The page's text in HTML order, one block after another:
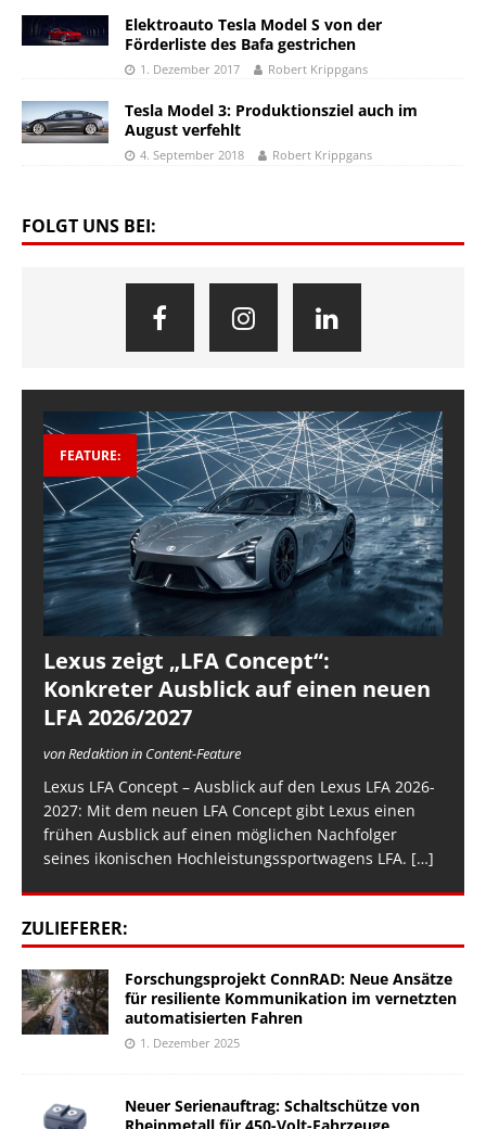
Elektroauto Tesla Model S von der
Förderliste des Bafa gestrichen
1. Dezember 2017 Robert Krippgans
Tesla Model 3: Produktionsziel auch im
August verfehlt
4. September 2018 Robert Krippgans
FOLGT UNS BEI:
FEATURE:
Lexus zeigt „LFA Concept“:
Konkreter Ausblick auf einen neuen
LFA 2026/2027
von Redaktion in Content-Feature
Lexus LFA Concept – Ausblick auf den Lexus LFA 2026-
2027: Mit dem neuen LFA Concept gibt Lexus einen
frühen Ausblick auf einen möglichen Nachfolger
seines ikonischen Hochleistungssportwagens LFA. […]
ZULIEFERER:
Forschungsprojekt ConnRAD: Neue Ansätze
für resiliente Kommunikation im vernetzten
automatisierten Fahren
1. Dezember 2025
Neuer Serienauftrag: Schaltschütze von